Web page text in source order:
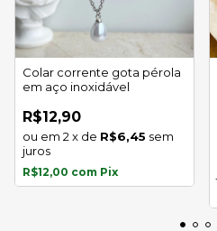
Colar corrente gota pérola
em aço inoxidável
R$12,90
2 x de R$6,45 sem
juros
R$12,00 com Pix